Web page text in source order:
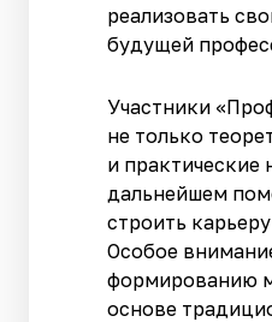
реализовать
будущей
Участники
не только
и
дальнейшем
строить
Особое
формированию
основе